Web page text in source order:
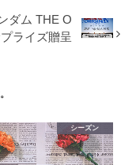
ダム THE O
ライズ贈呈
シーズン